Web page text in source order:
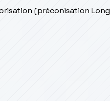
(préconisation